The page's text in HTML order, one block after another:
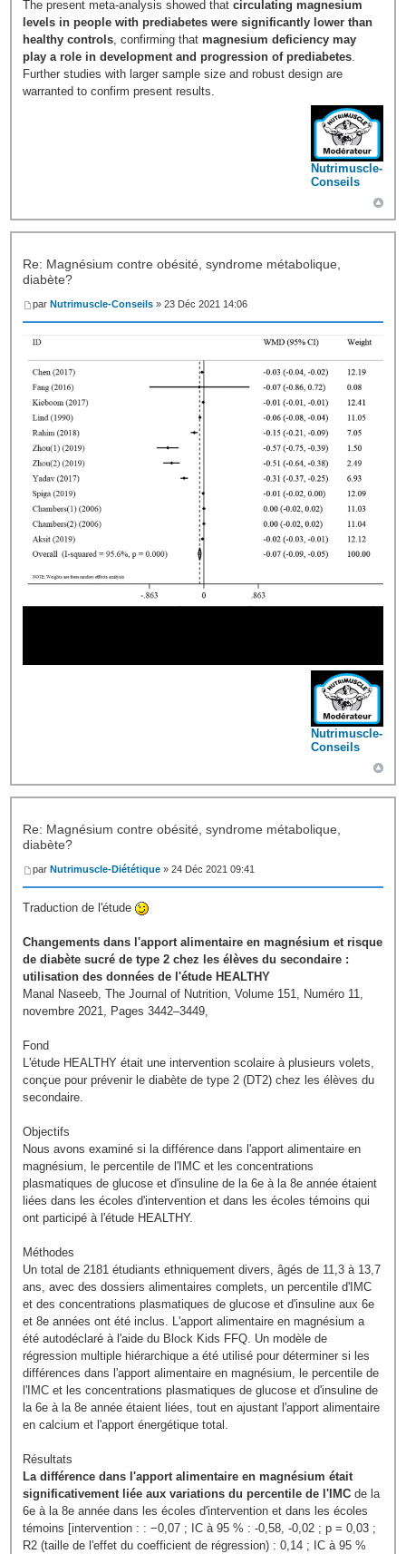
The present meta-analysis showed thatcirculating magnesium
levels in people with prediabetes were significantly lower than
healthy controls , confirming that magnesium deficiency may
play a role in development and progression of prediabetes
Further studies with larger sample size and robust design are
warranted to confirm present results.
Nutrimuscle-
Conseils
Re: Magnésium contre obésité, syndrome métabolique,
diabète?
parNutrimuscle-Conseils » 23 Déc 2021 14:06
Nutrimuscle-
Conseils
Re: Magnésium contre obésité, syndrome métabolique,
diabète?
par Nutrimuscle-Diététique » 24 Déc 2021 09:41
Traduction de l'étude
Changements dans l'apport alimentaire en magnésium et risque
de diabète sucré de type 2 chez les élèves du secondaire :
utilisation des données de l'étude HEALTHY
Manal Naseeb, The Journal of Nutrition, Volume 151, Numéro 11,
novembre 2021, Pages 3442–3449,
Fond
L'étude HEALTHY était une intervention scolaire à plusieurs volets,
conçue pour prévenir le diabète de type 2 (DT2) chez les élèves du
secondaire.
Objectifs
Nous avons examiné si la différence dans l'apport alimentaire en
magnésium, le percentile de l'IMC et les concentrations
plasmatiques de glucose et d'insuline de la 6e à la 8e année étaient
liées dans les écoles d'intervention et dans les écoles témoins qui
ont participé à l'étude HEALTHY.
Méthodes
Un total de 2181 étudiants ethniquement divers, âgés de 11,3 à 13,7
ans, avec des dossiers alimentaires complets, un percentile d'IMC
et des concentrations plasmatiques de glucose et d'insuline aux 6e
et 8e années ont été inclus. L'apport alimentaire en magnésium a
été autodéclaré à l'aide du Block Kids FFQ. Un modèle de
régression multiple hiérarchique a été utilisé pour déterminer si les
différences dans l'apport alimentaire en magnésium, le percentile de
l'IMC et les concentrations plasmatiques de glucose et d'insuline de
la 6e à la 8e année étaient liées, tout en ajustant l'apport alimentaire
en calcium et l'apport énergétique total.
Résultats
La différence dans l'apport alimentaire en magnésium était
significativement liée aux variations du percentile de l'IMC de la
6e à la 8e année dans les écoles d'intervention et dans les écoles
témoins [intervention : : −0,07 ; IC à 95 % : -0,58, -0,02 ; p = 0,03 ;
R2 (taille de l'effet du coefficient de régression) : 0,14 ; IC à 95 %